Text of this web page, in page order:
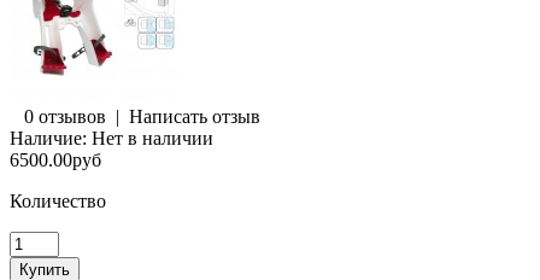
0 отзывов | Написать отзыв
Наличие: Нет в наличии
6500.00руб
Количество